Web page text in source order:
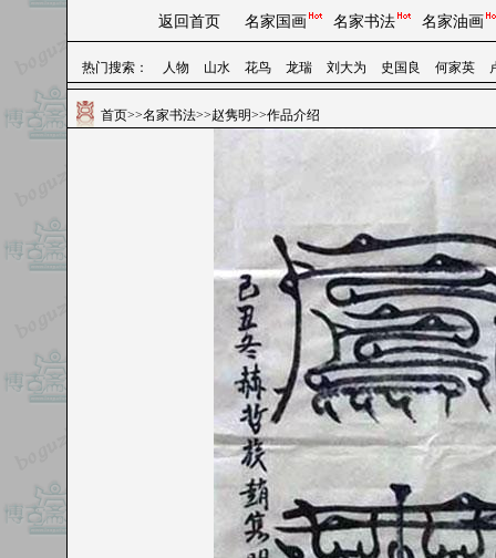
返回首页
名家国画 名家书法 名家油画
热门搜索： 人物 山水 花鸟 龙瑞 刘大为 史国良 何家英
首页>>名家书法>>赵隽明>>作品介绍